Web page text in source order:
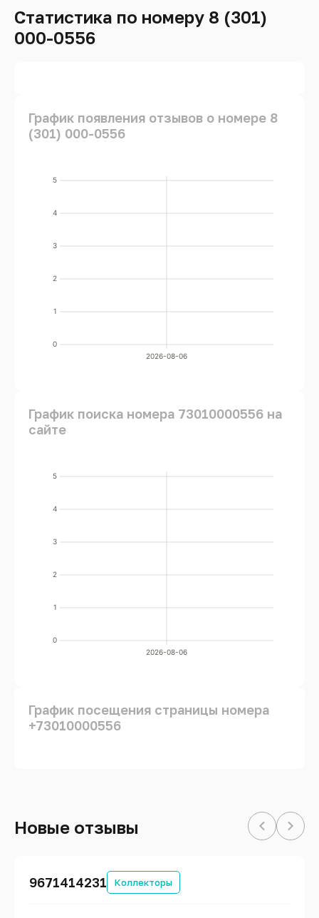
Статистика по номеру 8 (301)
000-0556
График появления отзывов о номере 8
(301) 000-0556
0
1
2
3
4
5
2026-08-06
График поиска номера 73010000556 на
сайте
0
1
2
3
4
5
2026-08-06
График посещения страницы номера
+73010000556
Новые отзывы
9671414231 Коллекторы